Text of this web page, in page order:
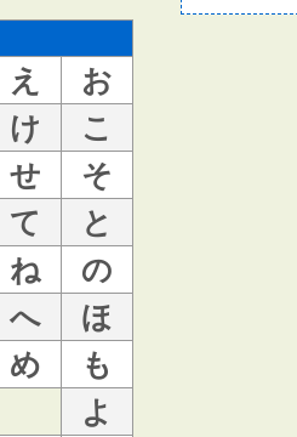
え
お
け
こ
せ
そ
て
と
ね
の
へ
ほ
め
も
よ